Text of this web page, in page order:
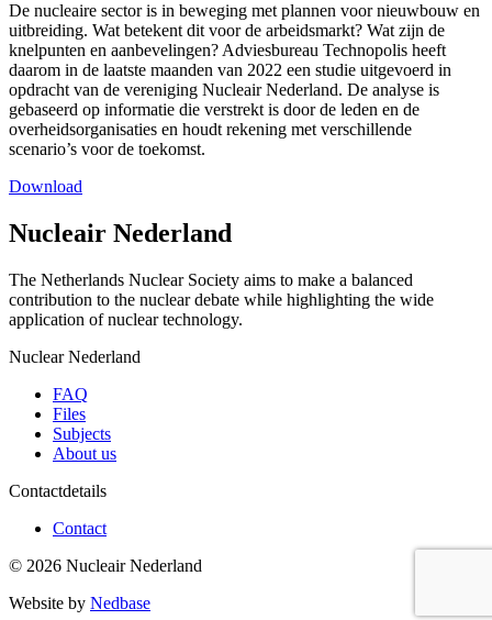
De nucleaire sector is in beweging met plannen voor nieuwbouw en
uitbreiding. Wat betekent dit voor de arbeidsmarkt? Wat zijn de
knelpunten en aanbevelingen? Adviesbureau Technopolis heeft
daarom in de laatste maanden van 2022 een studie uitgevoerd in
opdracht van de vereniging Nucleair Nederland. De analyse is
gebaseerd op informatie die verstrekt is door de leden en de
overheidsorganisaties en houdt rekening met verschillende
scenario’s voor de toekomst.
Download
Nucleair Nederland
The Netherlands Nuclear Society aims to make a balanced
contribution to the nuclear debate while highlighting the wide
application of nuclear technology.
Nuclear Nederland
FAQ
Files
Subjects
About us
Contactdetails
Contact
© 2026 Nucleair Nederland
Website by Nedbase